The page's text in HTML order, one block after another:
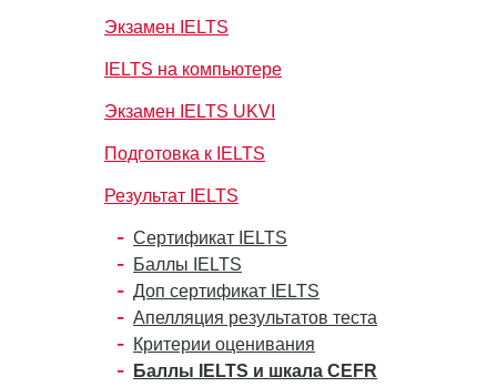
Экзамен IELTS
IELTS на компьютере
Экзамен IELTS UKVI
Подготовка к IELTS
Результат IELTS
Сертификат IELTS
Баллы IELTS
Доп сертификат IELTS
Апелляция результатов теста
Критерии оценивания
Баллы IELTS и шкала CEFR